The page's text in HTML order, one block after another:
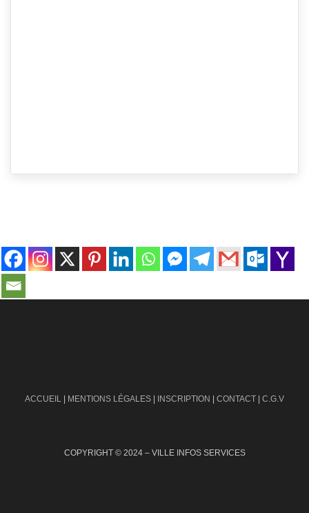
ACCUEIL | MENTIONS LÉGALES | INSCRIPTION | CONTACT | C.G.V
COPYRIGHT © 2024 – VILLE INFOS SERVICES